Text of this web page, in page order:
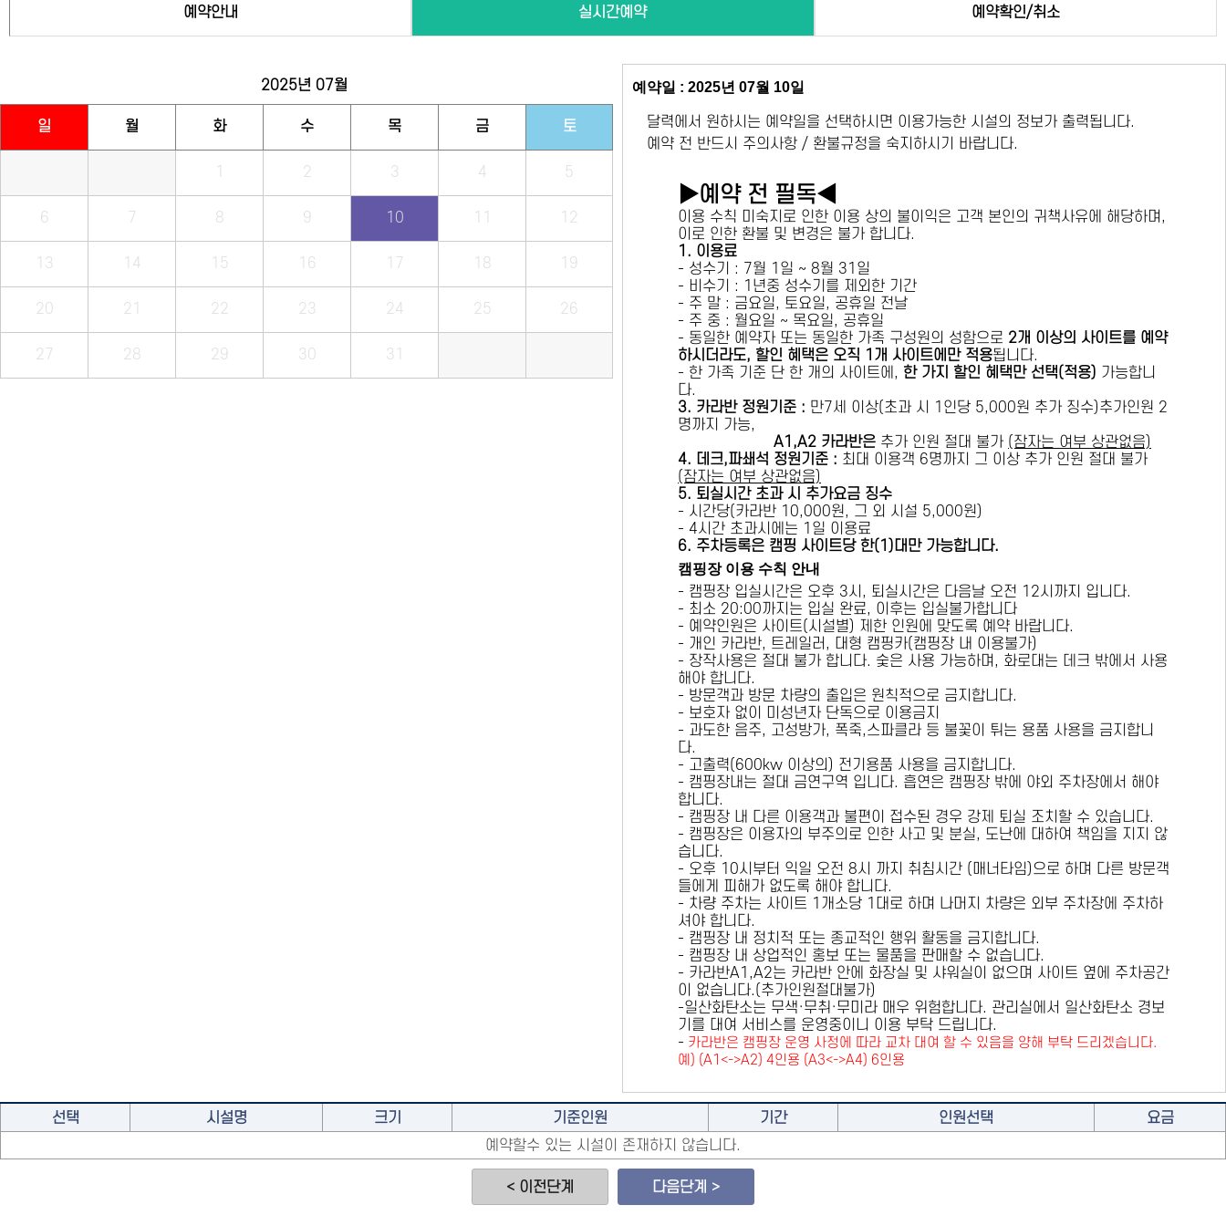
예약안내 실시간예약 예약확인/취소
2025년 07월
일 월 화 수 목 금 토
1 2 3 4 5
6 7 8 9 10 11 12
13 14 15 16 17 18 19
20 21 22 23 24 25 26
27 28 29 30 31
예약일 : 2025년 07월 10일
달력에서 원하시는 예약일을 선택하시면 이용가능한 시설의 정보가 출력됩니다.
예약 전 반드시 주의사항 / 환불규정을 숙지하시기 바랍니다.
▶예약 전 필독◀
이용 수칙 미숙지로 인한 이용 상의 불이익은 고객 본인의 귀책사유에 해당하며,
이로 인한 환불 및 변경은 불가 합니다.
1. 이용료
- 성수기 : 7월 1일 ~ 8월 31일
- 비수기 : 1년중 성수기를 제외한 기간
- 주 말 : 금요일, 토요일, 공휴일 전날
- 주 중 : 월요일 ~ 목요일, 공휴일
- 동일한 예약자 또는 동일한 가족 구성원의 성함으로 2개 이상의 사이트를 예약
하시더라도, 할인 혜택은 오직 1개 사이트에만 적용됩니다.
- 한 가족 기준 단 한 개의 사이트에, 한 가지 할인 혜택만 선택(적용) 가능합니
다.
3. 카라반 정원기준 : 만7세 이상(초과 시 1인당 5,000원 추가 징수)추가인원 2
명까지 가능,
A1,A2 카라반은 추가 인원 절대 불가 (잠자는 여부 상관없음)
4. 데크,파쇄석 정원기준 : ​최대 이용객 6명까지 그 이상 추가 인원 절대 불가
(잠자는 여부 상관없음)
5. 퇴실시간 초과 시 추가요금 징수
- 시간당(카라반 10,000원, 그 외 시설 5,000원)
- 4시간 초과시에는 1일 이용료
6. 주차등록은 캠핑 사이트당 한(1)대만 가능합니다.
캠핑장 이용 수칙 안내
- 캠핑장 입실시간은 오후 3시, 퇴실시간은 다음날 오전 12시까지 입니다.
- 최소 20:00까지는 입실 완료, 이후는 입실불가합니다
- 예약인원은 사이트(시설별) 제한 인원에 맞도록 예약 바랍니다.
- 개인 카라반, 트레일러, 대형 캠핑카(캠핑장 내 이용불가)
- 장작사용은 절대 불가 합니다. 숯은 사용 가능하며, 화로대는 데크 밖에서 사용
해야 합니다.
- 방문객과 방문 차량의 출입은 원칙적으로 금지합니다.
- 보호자 없이 미성년자 단독으로 이용금지
- 과도한 음주, 고성방가, 폭죽,스파클라 등 불꽃이 튀는 용품 사용을 금지합니
다.
- 고출력(600kw 이상의) 전기용품 사용을 금지합니다.
- 캠핑장내는 절대 금연구역 입니다. 흡연은 캠핑장 밖에 야외 주차장에서 해야
합니다.
- 캠핑장 내 다른 이용객과 불편이 접수된 경우 강제 퇴실 조치할 수 있습니다.
- 캠핑장은 이용자의 부주의로 인한 사고 및 분실, 도난에 대하여 책임을 지지 않
습니다.
- 오후 10시부터 익일 오전 8시 까지 취침시간 (매너타임)으로 하며 다른 방문객
들에게 피해가 없도록 해야 합니다.
- 차량 주차는 사이트 1개소당 1대로 하며 나머지 차량은 외부 주차장에 주차하
셔야 합니다.
- 캠핑장 내 정치적 또는 종교적인 행위 활동을 금지합니다.
- 캠핑장 내 상업적인 홍보 또는 물품을 판매할 수 없습니다.
- 카라반A1,A2는 카라반 안에 화장실 및 샤워실이 없으며 사이트 옆에 주차공간
이 없습니다.(추가인원절대불가)
-일산화탄소는 무색·무취·무미라 매우 위험합니다. 관리실에서 일산화탄소 경보
기를 대여 서비스를 운영중이니 이용 부탁 드립니다.
- 카라반은 캠핑장 운영 사정에 따라 교차 대여 할 수 있음을 양해 부탁 드리겠습니다.
예) (A1<->A2) 4인용 (A3<->A4) 6인용
선택 시설명 크기 기준인원 기간 인원선택
요금
예약할수 있는 시설이 존재하지 않습니다.
< 이전단계 다음단계 >